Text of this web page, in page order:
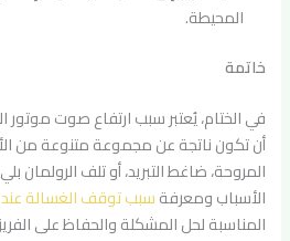
المحيطة.
خاتمة
في الختام، يُعتبر سبب ارتفاع صوت
أن تكون ناتجة عن مجموعة متنوعة من
المروحة، ضاغط التبريد، أو تلف
الأسباب ومعرفةسبب توقف الغسالة
المناسبة لحل المشكلة والحفاظ على